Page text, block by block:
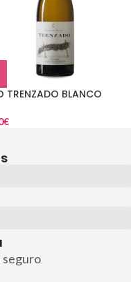
TRENZADO BLANCO
€
seguro